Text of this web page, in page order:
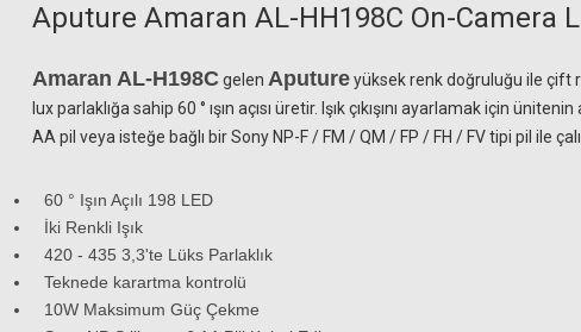
Aputure Amaran AL-HH198C On-Camera
Amaran AL-H198C gelen Aputureyüksek renk doğruluğu ile çift
lux parlaklığa sahip 60 ° ışın açısı üretir. Işık çıkışını ayarlamak için
AA pil veya isteğe bağlı bir Sony NP-F / FM / QM / FP / FH / FV tipi pil ile
60 ° Işın Açılı 198 LED
İki Renkli Işık
420 - 435 3,3'te Lüks Parlaklık
Teknede karartma kontrolü
10W Maksimum Güç Çekme